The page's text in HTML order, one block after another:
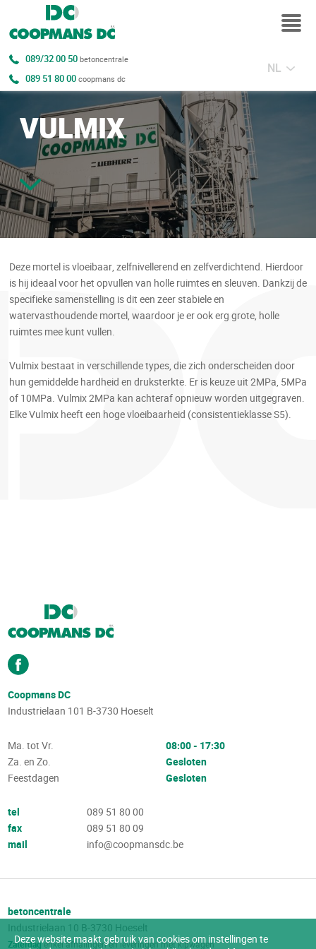
089/32 00 50betoncentrale
089 51 80 00coopmans dc
NL
VULMIX
Deze mortel is vloeibaar, zelfnivellerend en zelfverdichtend. Hierdoor
is hij ideaal voor het opvullen van holle ruimtes en sleuven. Dankzij de
specifieke samenstelling is dit een zeer stabiele en
watervasthoudende mortel, waardoor je er ook erg grote, holle
ruimtes mee kunt vullen.
Vulmix bestaat in verschillende types, die zich onderscheiden door
hun gemiddelde hardheid en druksterkte. Er is keuze uit 2MPa, 5MPa
of 10MPa. Vulmix 2MPa kan achteraf opnieuw worden uitgegraven.
Elke Vulmix heeft een hoge vloeibaarheid (consistentieklasse S5).
Coopmans DC
Industrielaan 101 B-3730 Hoeselt
Ma. tot Vr.
Za. en Zo.
Feestdagen
08:00 - 17:30
Gesloten
Gesloten
tel
fax
mail
089 51 80 00
089 51 80 09
info@coopmansdc.be
betoncentrale
Industrielaan 10 B-3730 Hoeselt
Zaterdagenkel afhalingen en leveringen met kipwagen
Deze website maakt gebruik van cookies om instellingen te